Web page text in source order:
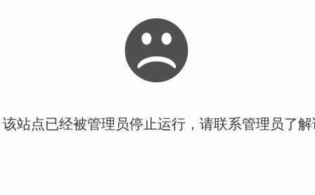
站点已经被管理员停止运行，请联系管理员了